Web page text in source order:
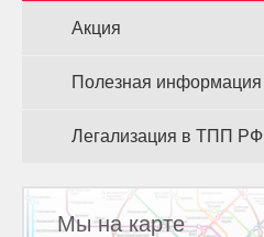
Акция
Полезная информация
Легализация в ТПП РФ
Мы на карте